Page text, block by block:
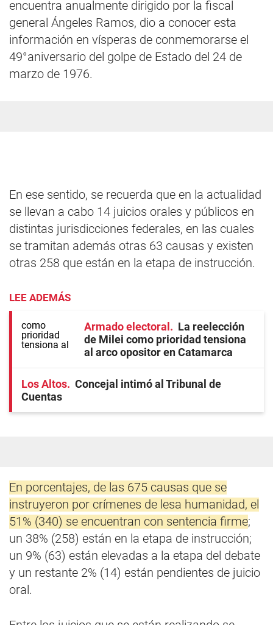
encuentra anualmente dirigido por la fiscal
general Ángeles Ramos, dio a conocer esta
información en vísperas de conmemorarse el
49°aniversario del golpe de Estado del 24 de
marzo de 1976.
En ese sentido, se recuerda que en la actualidad
se llevan a cabo 14 juicios orales y públicos en
distintas jurisdicciones federales, en las cuales
se tramitan además otras 63 causas y existen
otras 258 que están en la etapa de instrucción.
LEE ADEMÁS
Armado electoral
La reelección
de Milei como prioridad tensiona
al arco opositor en Catamarca
Los Altos
Concejal intimó al Tribunal de
Cuentas
En porcentajes, de las 675 causas que se
instruyeron por crímenes de lesa humanidad, el
51% (340) se encuentran con sentencia firme;
un 38% (258) están en la etapa de instrucción;
un 9% (63) están elevadas a la etapa del debate
y un restante 2% (14) están pendientes de juicio
oral.